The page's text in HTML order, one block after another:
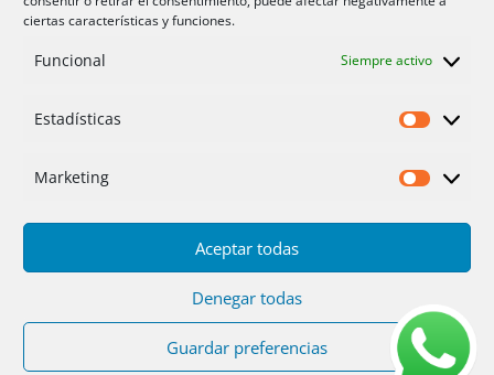
ciertas características y funciones.
Funcional Siempre activo
Estadísticas
Marketing
Aceptar todas
Denegar todas
Guardar preferencias
Privacidad
Servicios Fotos
Placas solares
Ofertas 2025/26 Contacto